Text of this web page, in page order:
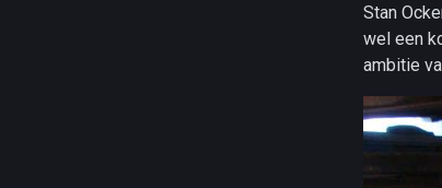
Stan
wel een
ambitie